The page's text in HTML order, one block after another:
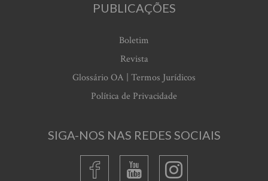
PUBLICAÇÕES
Boletim
Revista
Glossário OA | Termos Jurídicos
Política de Privacidade
SIGA-NOS NAS REDES SOCIAIS